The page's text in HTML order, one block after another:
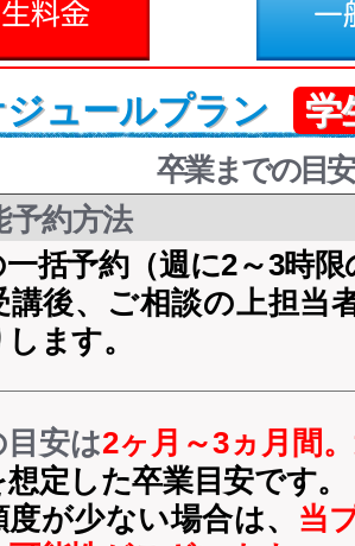
ュールプラン 学
卒業までの目
予約方法
括予約（週に2～3時限
後、ご相談の上担当
ます。
安は2ヶ月～3ヵ月間
定した卒業目安です。
が少ない場合は、 当